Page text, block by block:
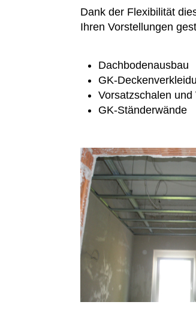
Dank der Flexibilität
Ihren Vorstellungen
Dachbodenausbau
GK-
Vorsatzschalen und
GK-Ständerwände